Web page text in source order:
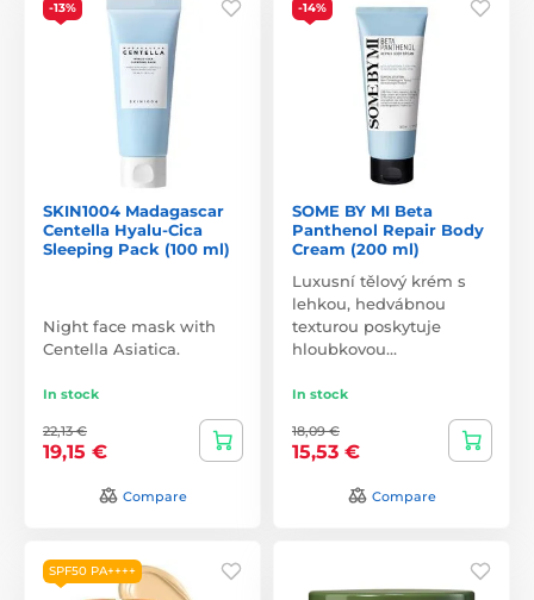
-13%
SKIN1004 Madagascar
Centella Hyalu-Cica
Sleeping Pack (100 ml)
Night face mask with
Centella Asiatica.
In stock
22,13 €
19,15 €
Compare
-14%
SOME BY MI Beta
Panthenol Repair Body
Cream (200 ml)
Luxusní tělový krém s
lehkou, hedvábnou
texturou poskytuje
hloubkovou…
In stock
18,09 €
15,53 €
Compare
SPF50 PA++++